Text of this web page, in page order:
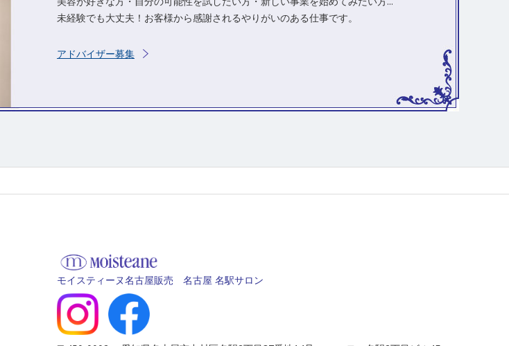
未経験でも大丈夫！お客様から感謝されるやりがいのある仕事です。
アドバイザー募集
モイスティーヌ名古屋販売 名古屋 名駅サロン